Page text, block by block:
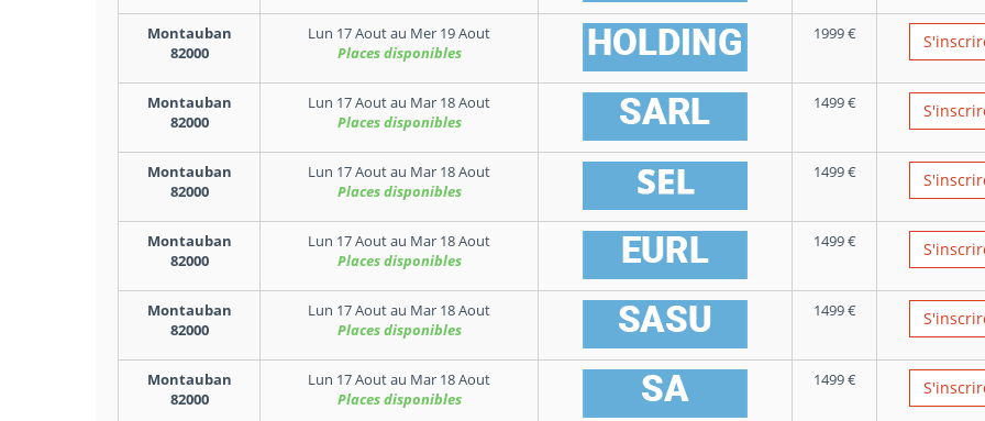
Montauban
82000
Lun 17 Aoutau Mer 19 Aout
Places disponibles
1999€
Montauban
82000
Lun 17 Aoutau Mar 18 Aout
Places disponibles
1499€
Montauban
82000
Lun 17 Aoutau Mar 18 Aout
Places disponibles
1499€
Montauban
82000
Lun 17 Aoutau Mar 18 Aout
Places disponibles
1499€
Montauban
82000
Lun 17 Aoutau Mar 18 Aout
Places disponibles
1499€
Montauban
82000
Lun 17 Aoutau Mar 18 Aout
Places disponibles
1499€